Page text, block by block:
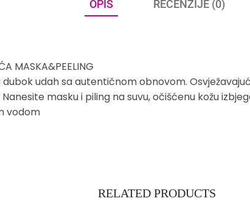
OPIS RECENZIJE (0)
MASKA&PEELING
dubok udah sa autentičnom obnovom.
masku i piling na suvu, očišćenu kožu
vodom
RELATED PRODUCTS